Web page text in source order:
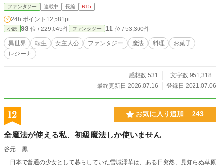
ミリアナが楽しく生きながら奮闘する話。 2025.4月下旬6巻
刊行 2025.2月下旬コミックス2巻刊行 2024.7月下旬５巻刊行
2024.6月下旬コミックス1巻刊行 2024.1月下旬4巻刊行 2023.
12.19 コミカライズ連載スタート 2023.9月下旬三巻刊行 202
3.3月30日二巻刊行 2022.11月30日一巻刊行 コメント欄を解
放しました。 誤字脱字のコメントも受け付けておりますが、
ドの『書籍の誤字脱字はここに』にてお願いいたします。 出
す。 よろしくお願いいたします。
ファンタジー 連載中 長編 R15
24h.ポイント 12,581pt
小説 93 位 / 229,045件 ファンタジー 11 位 / 53,360件
異世界 転生 女主人公 ファンタジー 魔法 料理
お菓子
レジーナ
感想数 531
文字数 951,318
最終更新日 2026.07.16
登録日 2021.07.06
12 お気に入り追加 243
全魔法が使える私、初級魔法しか使いません
谷元 黒
日本で普通の少女として暮らしていた雪城澪華は、ある日突然、見知らぬ草原